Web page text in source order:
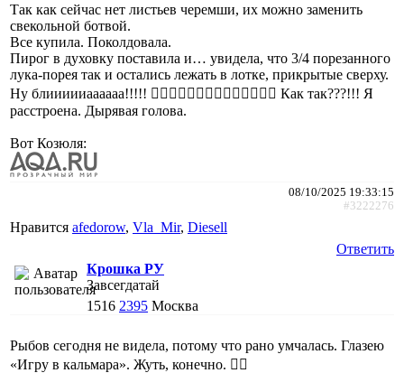
Так как сейчас нет листьев черемши, их можно заменить
свекольной ботвой.
Все купила. Поколдовала.
Пирог в духовку поставила и… увидела, что 3/4 порезанного
лука-порея так и остались лежать в лотке, прикрытые сверху.
Ну блиииииаааааа!!!!! 🤦‍♀️🤦‍♀️🤦‍♀️🤦‍♀️🤦‍♀️🤦‍♀️🤦‍♀️ Как так???!!! Я
расстроена. Дырявая голова.
Вот Козюля:
08/10/2025 19:33:15
#3222276
Нравится afedorow, Vla_Mir, Diesell
Ответить
Крошка РУ
Завсегдатай
1516 2395 Москва
Рыбов сегодня не видела, потому что рано умчалась. Глазею
«Игру в кальмара». Жуть, конечно. 🤦‍♀️